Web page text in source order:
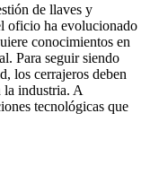
de llaves y
oficio ha evolucionado
conocimientos en
Para seguir siendo
los cerrajeros deben
la industria. A
tecnológicas que